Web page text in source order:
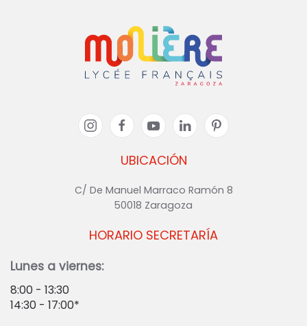
UBICACIÓN
C/ De Manuel Marraco Ramón 8
50018 Zaragoza
HORARIO SECRETARÍA
Lunes a viernes:
8:00 - 13:30
14:30 - 17:00*